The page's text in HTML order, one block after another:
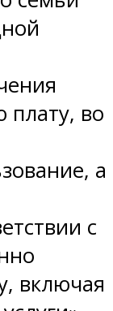
плату, во
а
с
включая